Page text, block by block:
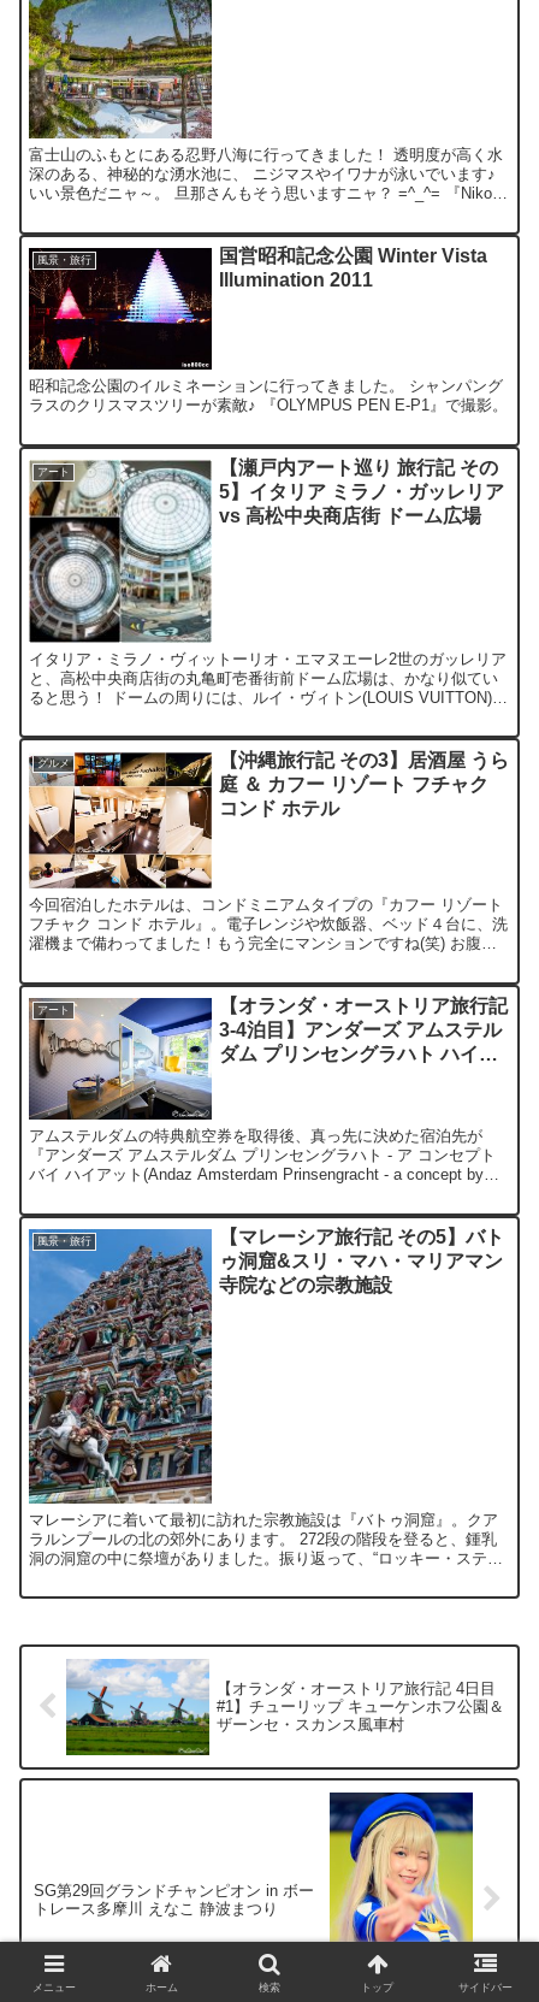
富士山のふもとにある忍野八海に行ってきました！ 透明度が高く水
深のある、神秘的な湧水池に、 ニジマスやイワナが泳いでいます♪
いい景色だニャ～。 旦那さんもそう思いますニャ？ =^_^= 『Nikon
風景・旅行
国営昭和記念公園 Winter Vista
Illumination 2011
昭和記念公園のイルミネーションに行ってきました。 シャンパング
ラスのクリスマスツリーが素敵♪ 『OLYMPUS PEN E-P1』で撮影。
アート
【瀬戸内アート巡り 旅行記 その
5】イタリア ミラノ・ガッレリア
vs 高松中央商店街 ドーム広場
イタリア・ミラノ・ヴィットーリオ・エマヌエーレ2世のガッレリア
と、高松中央商店街の丸亀町壱番街前ドーム広場は、かなり似てい
ると思う！ ドームの周りには、ルイ・ヴィトン(LOUIS VUITTON)な
グルメ
【沖縄旅行記 その3】居酒屋 うら
庭 ＆ カフー リゾート フチャク
コンド ホテル
今回宿泊したホテルは、コンドミニアムタイプの『カフー リゾート
フチャク コンド ホテル』。電子レンジや炊飯器、ベッド４台に、洗
濯機まで備わってました！もう完全にマンションですね(笑) お腹も
アート
【オランダ・オーストリア旅行記
3-4泊目】アンダーズ アムステル
ダム プリンセングラハト ハイア
アムステルダムの特典航空券を取得後、真っ先に決めた宿泊先が
『アンダーズ アムステルダム プリンセングラハト - ア コンセプト
バイ ハイアット(Andaz Amsterdam Prinsengracht - a concept by
風景・旅行
【マレーシア旅行記 その5】バト
ゥ洞窟&スリ・マハ・マリアマン
寺院などの宗教施設
マレーシアに着いて最初に訪れた宗教施設は『バトゥ洞窟』。クア
ラルンプールの北の郊外にあります。 272段の階段を登ると、鍾乳
洞の洞窟の中に祭壇がありました。振り返って、“ロッキー・ステッ
【オランダ・オーストリア旅行記 4日目
#1】チューリップ キューケンホフ公園＆
ザーンセ・スカンス風車村
SG第29回グランドチャンピオン in ボー
トレース多摩川 えなこ 静波まつり
メニュー ホーム 検索 トップ サイドバー